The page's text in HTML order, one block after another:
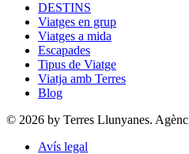
DESTINS
Viatges en grup
Viatges a mida
Escapades
Tipus de Viatge
Viatja amb Terres
Blog
© 2026 by Terres Llunyanes.
Avís legal